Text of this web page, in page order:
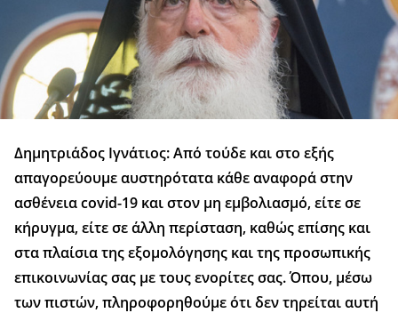
Δημητριάδος Ιγνάτιος: Από τούδε και στο εξής
απαγορεύουμε αυστηρότατα κάθε αναφορά στην
ασθένεια covid-19 και στον μη εμβολιασμό, είτε σε
κήρυγμα, είτε σε άλλη περίσταση, καθώς επίσης και
στα πλαίσια της εξομολόγησης και της προσωπικής
επικοινωνίας σας με τους ενορίτες σας. Όπου, μέσω
των πιστών, πληροφορηθούμε ότι δεν τηρείται αυτή